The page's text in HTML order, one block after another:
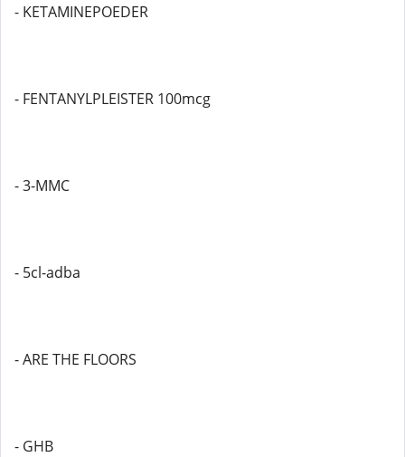
- KETAMINEPOEDER
- FENTANYLPLEISTER 100mcg
- 3-MMC
- 5cl-adba
- ARE THE FLOORS
- GHB